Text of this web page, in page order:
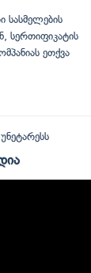
სერთიფიკატის
ეთქვა